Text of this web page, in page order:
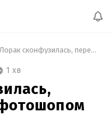
Ані Лорак сконфузилась, переборщивши з фотошопом
1 хв